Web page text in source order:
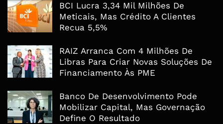
BCI Lucra 3,34 Mil Milhões De
Meticais, Mas Crédito A Clientes
Recua 5,5%
RAIZ Arranca Com 4 Milhões De
Libras Para Criar Novas Soluções De
Financiamento Às PME
Banco De Desenvolvimento Pode
Mobilizar Capital, Mas Governação
Define O Resultado